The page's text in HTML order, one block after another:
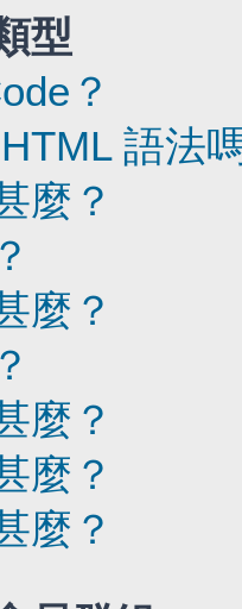
型
？
語法
麼？
麼？
麼？
麼？
麼？